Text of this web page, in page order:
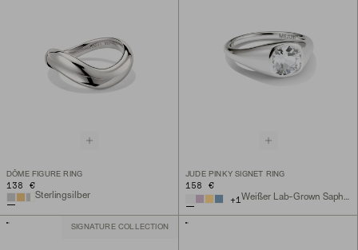
DÔME FIGURE RING
138 €
Sterlingsilber
JUDE PINKY SIGNET RING
158 €
+1 Weißer Lab-Grown Saphir, Sterlingsilber
SIGNATURE COLLECTION